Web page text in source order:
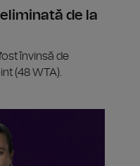
de la
învinsă de
(48 WTA).